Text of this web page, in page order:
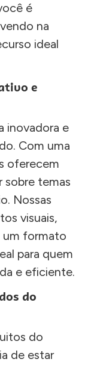
é
na
ideal
e
inovadora e
Com uma
oferecem
sobre temas
Nossas
visuais,
um formato
para quem
e eficiente.
do
do
de estar